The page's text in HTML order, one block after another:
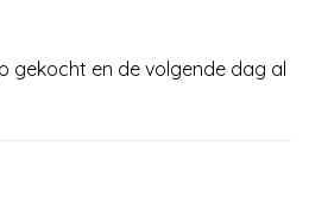
gekocht en de volgende dag al